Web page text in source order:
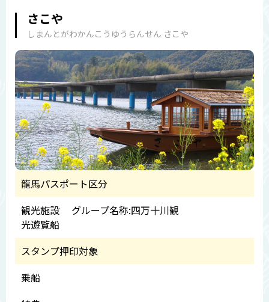
さこや
しまんとがわかんこうゆうらんせん さこや
龍馬パスポート区分
観光施設 グループ名称:四万十川観
光遊覧船
スタンプ押印対象
乗船